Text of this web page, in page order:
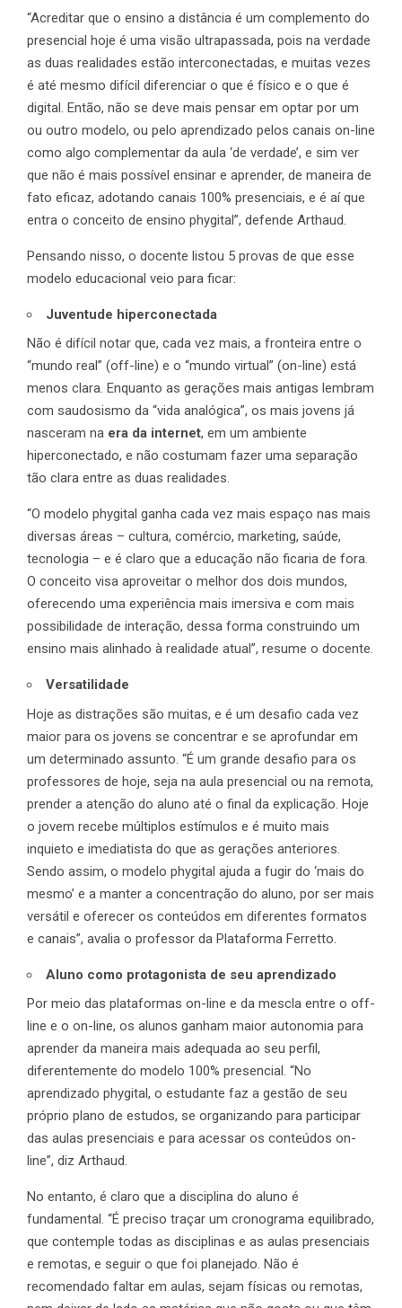
“Acreditar que o ensino a distância é um complemento do
presencial hoje é uma visão ultrapassada, pois na verdade
as duas realidades estão interconectadas, e muitas vezes
é até mesmo difícil diferenciar o que é físico e o que é
digital. Então, não se deve mais pensar em optar por um
ou outro modelo, ou pelo aprendizado pelos canais on-line
como algo complementar da aula ‘de verdade’, e sim ver
que não é mais possível ensinar e aprender, de maneira de
fato eficaz, adotando canais 100% presenciais, e é aí que
entra o conceito de ensino phygital”, defende Arthaud.
Pensando nisso, o docente listou 5 provas de que esse
modelo educacional veio para ficar:
Juventude hiperconectada
Não é difícil notar que, cada vez mais, a fronteira entre o
“mundo real” (off-line) e o “mundo virtual” (on-line) está
menos clara. Enquanto as gerações mais antigas lembram
com saudosismo da “vida analógica”, os mais jovens já
nasceram na era da internet, em um ambiente
hiperconectado, e não costumam fazer uma separação
tão clara entre as duas realidades.
“O modelo phygital ganha cada vez mais espaço nas mais
diversas áreas – cultura, comércio, marketing, saúde,
tecnologia – e é claro que a educação não ficaria de fora.
O conceito visa aproveitar o melhor dos dois mundos,
oferecendo uma experiência mais imersiva e com mais
possibilidade de interação, dessa forma construindo um
ensino mais alinhado à realidade atual”, resume o docente.
Versatilidade
Hoje as distrações são muitas, e é um desafio cada vez
maior para os jovens se concentrar e se aprofundar em
um determinado assunto. “É um grande desafio para os
professores de hoje, seja na aula presencial ou na remota,
prender a atenção do aluno até o final da explicação. Hoje
o jovem recebe múltiplos estímulos e é muito mais
inquieto e imediatista do que as gerações anteriores.
Sendo assim, o modelo phygital ajuda a fugir do ‘mais do
mesmo’ e a manter a concentração do aluno, por ser mais
versátil e oferecer os conteúdos em diferentes formatos
e canais”, avalia o professor da Plataforma Ferretto.
Aluno como protagonista de seu aprendizado
Por meio das plataformas on-line e da mescla entre o off-
line e o on-line, os alunos ganham maior autonomia para
aprender da maneira mais adequada ao seu perfil,
diferentemente do modelo 100% presencial. “No
aprendizado phygital, o estudante faz a gestão de seu
próprio plano de estudos, se organizando para participar
das aulas presenciais e para acessar os conteúdos on-
line”, diz Arthaud.
No entanto, é claro que a disciplina do aluno é
fundamental. “É preciso traçar um cronograma equilibrado,
que contemple todas as disciplinas e as aulas presenciais
e remotas, e seguir o que foi planejado. Não é
recomendado faltar em aulas, sejam físicas ou remotas,